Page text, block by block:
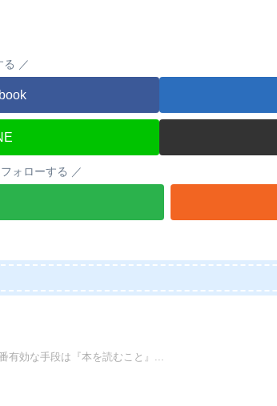
る
ォローする
有効な手段は『本を読むこと』...